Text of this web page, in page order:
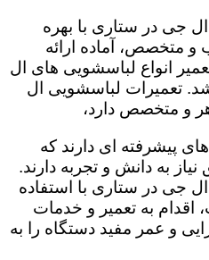
جی در ستاری با بهره
متخصص، آماده ارائه
انواع لباسشویی های ال
تعمیرات لباسشویی ال
و متخصص دارد،
پیشرفته ای دارند که
به دانش و تجربه دارند.
جی در ستاری با استفاده
اقدام به تعمیر و خدمات
و عمر مفید دستگاه را به